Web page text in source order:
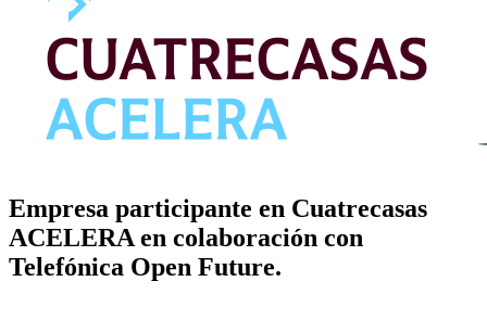
Empresa participante en Cuatrecasas
ACELERA en colaboración con
Telefónica Open Future.